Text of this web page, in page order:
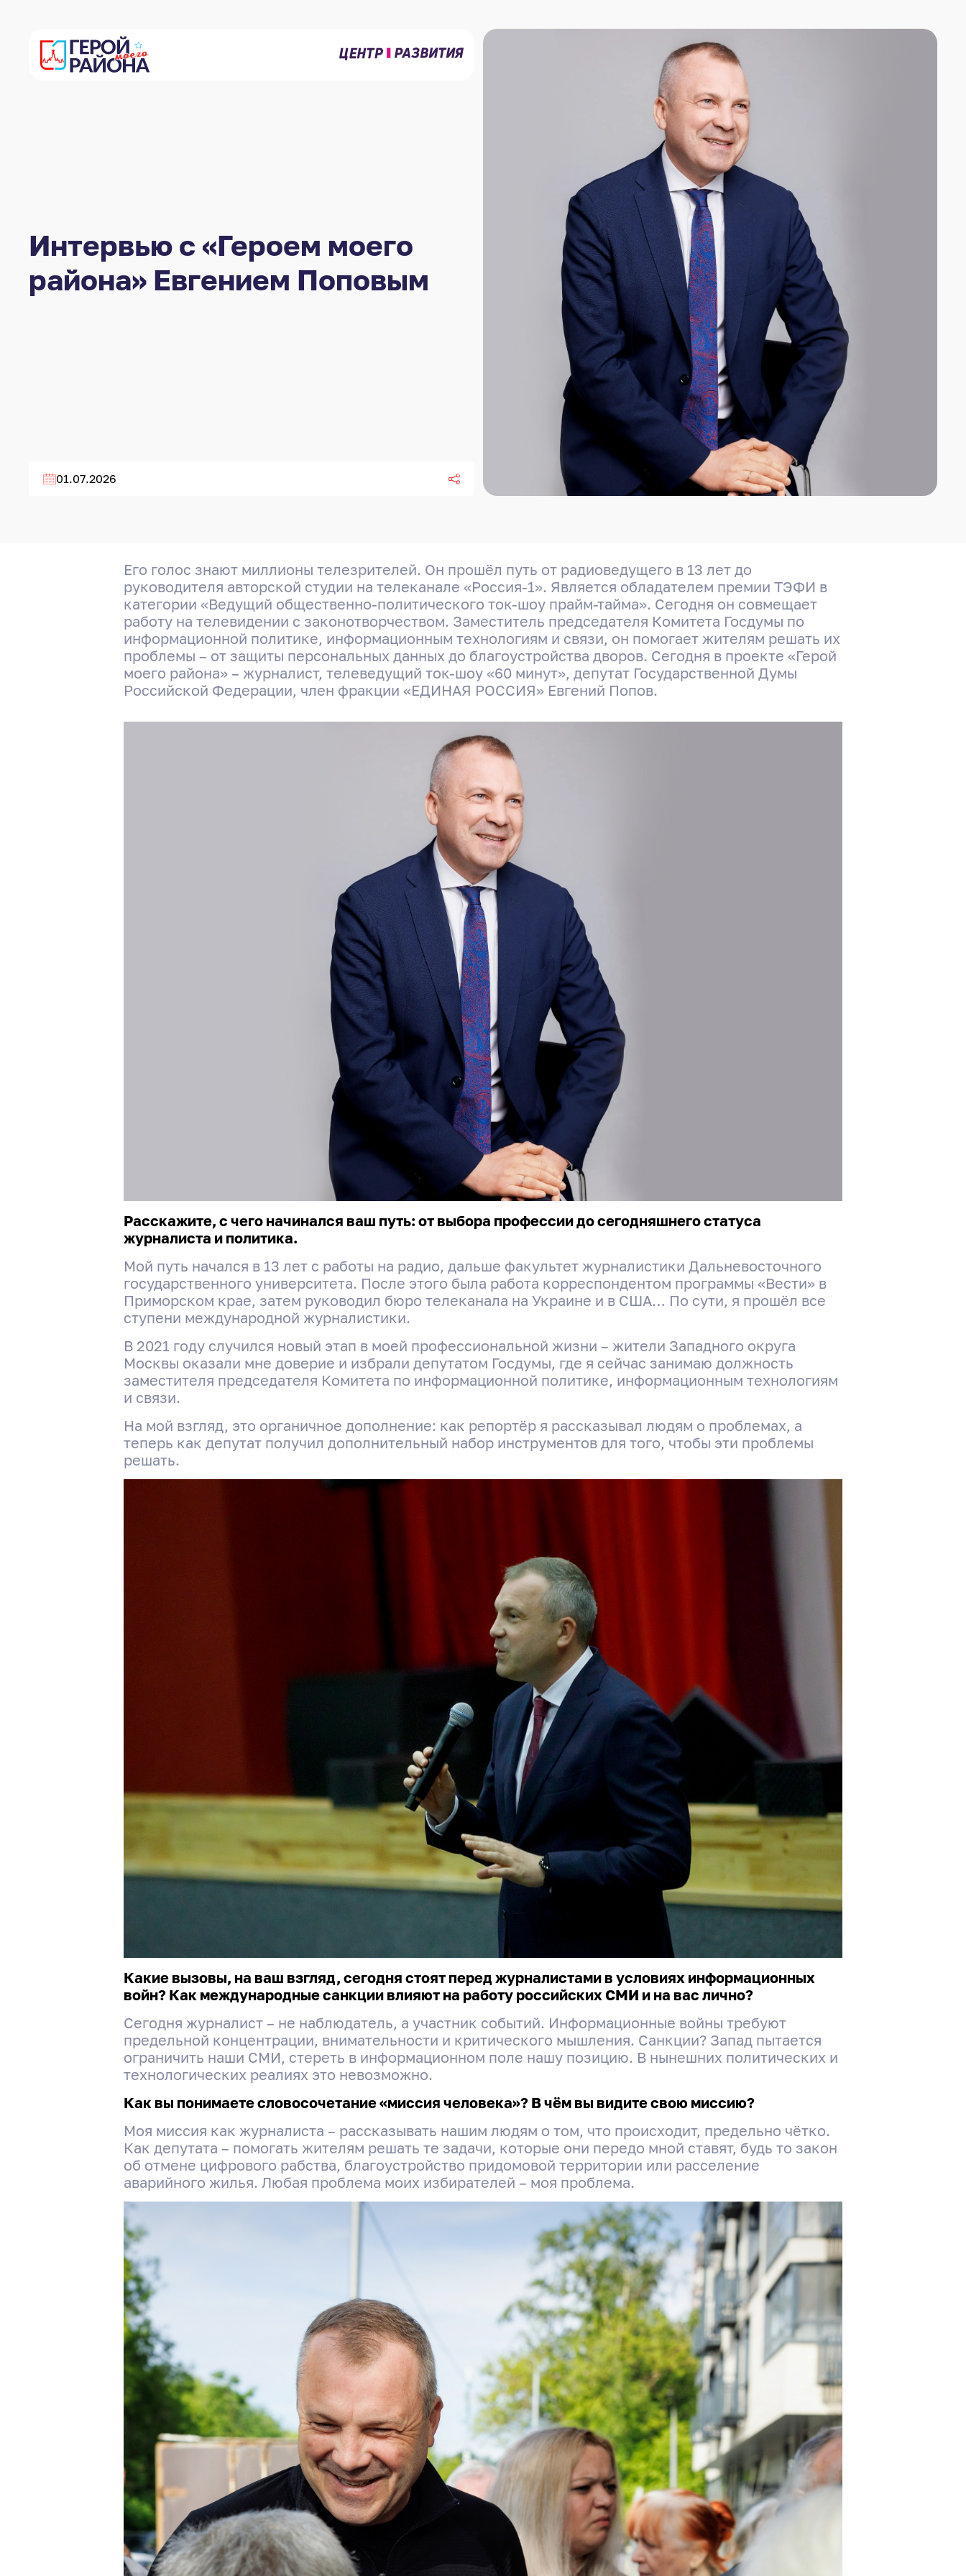
Интервью с «Героем моего
района» Евгением Поповым
01.07.2026
Интервью с «Героем моего
района» Евгением Поповым
Его голос знают миллионы телезрителей. Он прошёл путь от радиоведущего в 13 лет до
руководителя авторской студии на телеканале «Россия-1». Является обладателем премии ТЭФИ в
категории «Ведущий общественно-политического ток-шоу прайм-тайма». Сегодня он совмещает
работу на телевидении с законотворчеством. Заместитель председателя Комитета Госдумы по
информационной политике, информационным технологиям и связи, он помогает жителям решать их
проблемы – от защиты персональных данных до благоустройства дворов. Сегодня в проекте «Герой
моего района» – журналист, телеведущий ток-шоу «60 минут», депутат Государственной Думы
Российской Федерации, член фракции «ЕДИНАЯ РОССИЯ» Евгений Попов.
Расскажите, с чего начинался ваш путь: от выбора профессии до сегодняшнего статуса
журналиста и политика.
Мой путь начался в 13 лет с работы на радио, дальше факультет журналистики Дальневосточного
государственного университета. После этого была работа корреспондентом программы «Вести» в
Приморском крае, затем руководил бюро телеканала на Украине и в США… По сути, я прошёл все
ступени международной журналистики.
В 2021 году случился новый этап в моей профессиональной жизни – жители Западного округа
Москвы оказали мне доверие и избрали депутатом Госдумы, где я сейчас занимаю должность
заместителя председателя Комитета по информационной политике, информационным технологиям
и связи.
На мой взгляд, это органичное дополнение: как репортёр я рассказывал людям о проблемах, а
теперь как депутат получил дополнительный набор инструментов для того, чтобы эти проблемы
решать.
Какие вызовы, на ваш взгляд, сегодня стоят перед журналистами в условиях информационных
войн? Как международные санкции влияют на работу российских СМИ и на вас лично?
Сегодня журналист – не наблюдатель, а участник событий. Информационные войны требуют
предельной концентрации, внимательности и критического мышления. Санкции? Запад пытается
ограничить наши СМИ, стереть в информационном поле нашу позицию. В нынешних политических и
технологических реалиях это невозможно.
Как вы понимаете словосочетание «миссия человека»? В чём вы видите свою миссию?
Моя миссия как журналиста – рассказывать нашим людям о том, что происходит, предельно чётко.
Как депутата – помогать жителям решать те задачи, которые они передо мной ставят, будь то закон
об отмене цифрового рабства, благоустройство придомовой территории или расселение
аварийного жилья. Любая проблема моих избирателей – моя проблема.